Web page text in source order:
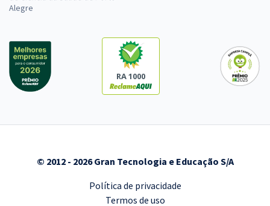
Alegre
RA 1000
© 2012 - 2026 Gran Tecnologia e Educação S/A
Política de privacidade
Termos de uso